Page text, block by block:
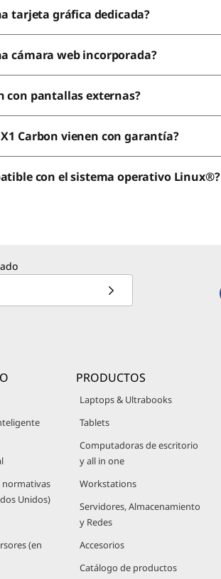
tarjeta gráfica dedicada?
cámara web incorporada?
con pantallas externas?
Carbon vienen con garantía?
con el sistema operativo Linux®?
Unidos)
(en
PRODUCTOS
Laptops & Ultrabooks
Tablets
Computadoras de escritorio
y all in one
Workstations
Servidores, Almacenamiento
y Redes
Accesorios
Catálogo de productos